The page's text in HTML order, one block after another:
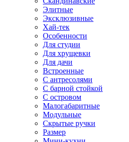
Элитные
Эксклюзивные
Хай-тек
Особенности
Для студии
Для хрущевки
Для дачи
Встроенные
С антресолями
С барной стойкой
С островом
Малогабаритные
Модульные
Скрытые ручки
Размер